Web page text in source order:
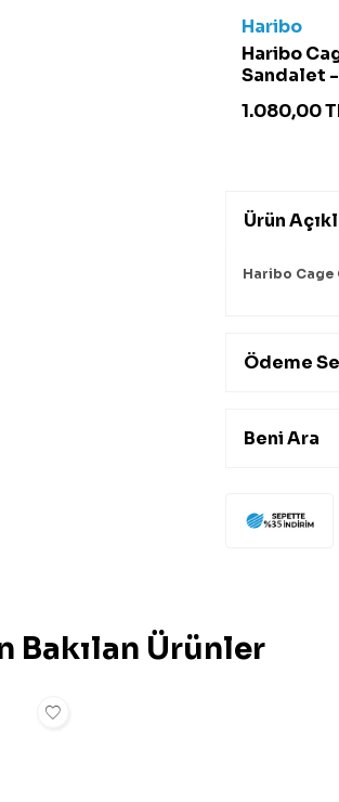
Haribo
Haribo
Sandalet -
1.080,00
Ürün
Haribo Cage
Ödeme
Beni Ara
Bakılan Ürünler